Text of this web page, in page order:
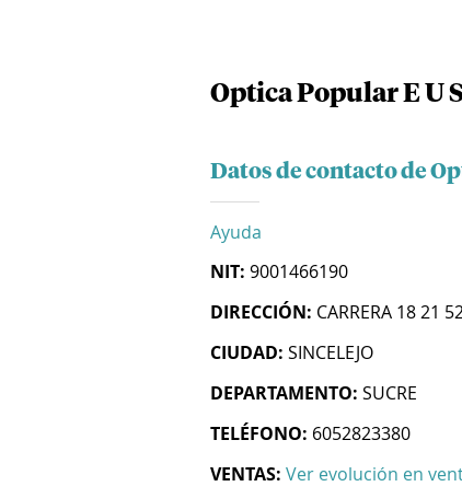
Optica Popular E U
Datos de contacto de
Ayuda
NIT: 9001466190
DIRECCIÓN: CARRERA 18 21
CIUDAD: SINCELEJO
DEPARTAMENTO: SUCRE
TELÉFONO: 6052823380
VENTAS: Ver evolución en